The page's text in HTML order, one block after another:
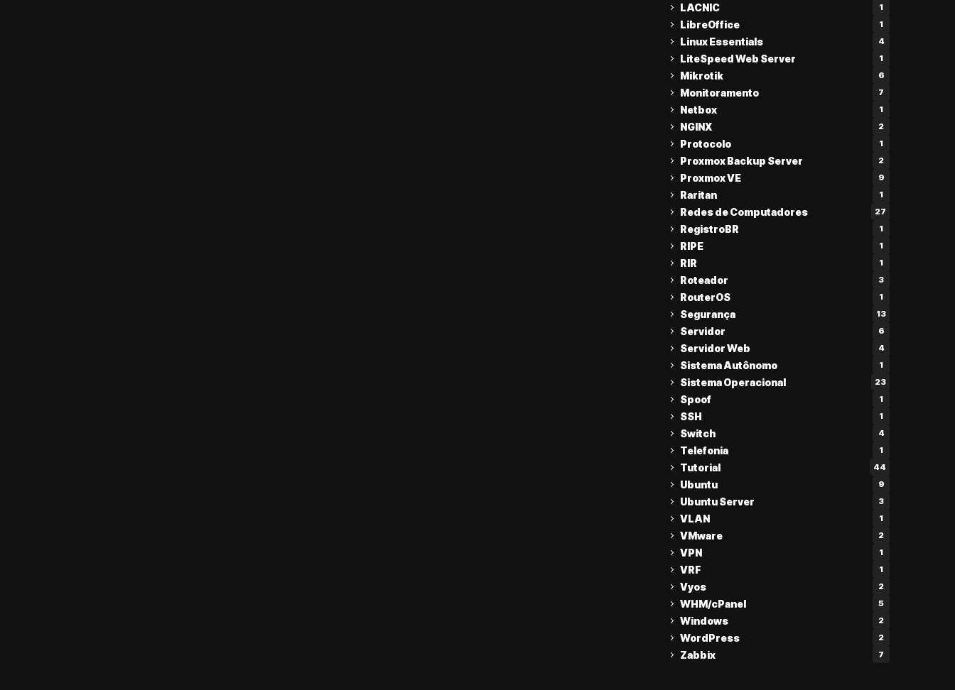
LACNIC 1
LibreOffice 1
Linux Essentials 4
LiteSpeed Web Server 1
Mikrotik 6
Monitoramento 7
Netbox 1
NGINX 2
Protocolo 1
Proxmox Backup Server 2
Proxmox VE 9
Raritan 1
Redes de Computadores 27
RegistroBR 1
RIPE 1
RIR 1
Roteador 3
RouterOS 1
Segurança 13
Servidor 6
Servidor Web 4
Sistema Autônomo 1
Sistema Operacional 23
Spoof 1
SSH 1
Switch 4
Telefonia 1
Tutorial 44
Ubuntu 9
Ubuntu Server 3
VLAN 1
VMware 2
VPN 1
VRF 1
Vyos 2
WHM/cPanel 5
Windows 2
WordPress 2
Zabbix 7